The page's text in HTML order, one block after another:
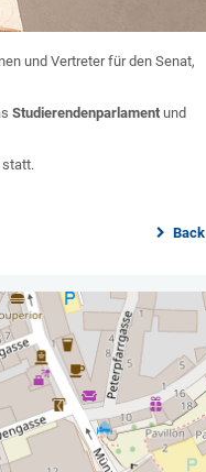
und Vertreter für den Senat,
Studierendenparlament und
statt.
Back